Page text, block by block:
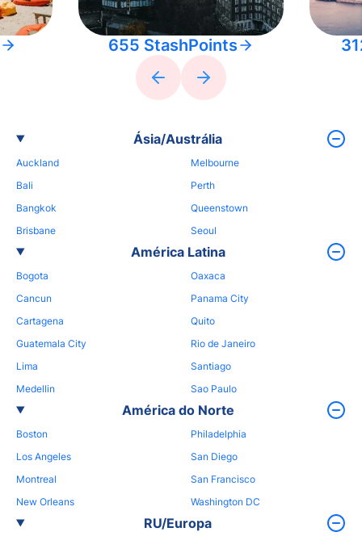
655 StashPoints
Ásia/Austrália
Auckland
Bali
Bangkok
Brisbane
Melbourne
Perth
Queenstown
Seoul
América Latina
Bogota
Cancun
Cartagena
Guatemala City
Lima
Medellin
Oaxaca
Panama City
Quito
Rio de Janeiro
Santiago
Sao Paulo
América do Norte
Boston
Los Angeles
Montreal
New Orleans
Philadelphia
San Diego
San Francisco
Washington DC
RU/Europa